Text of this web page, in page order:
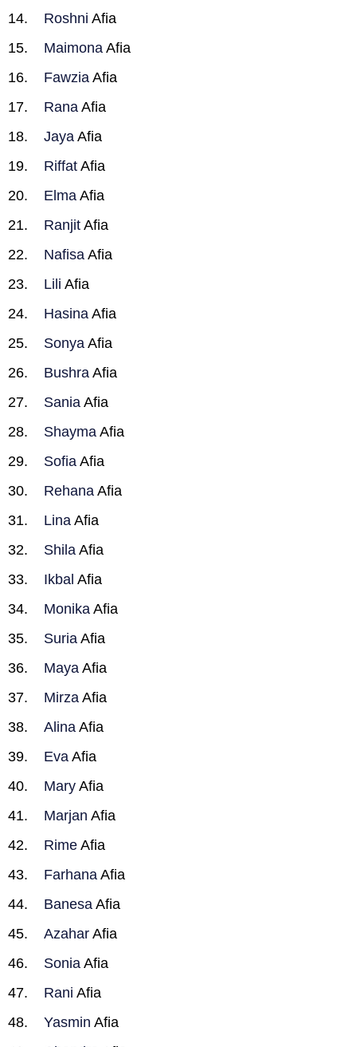
Roshni Afia
Maimona Afia
Fawzia Afia
Rana Afia
Jaya Afia
Riffat Afia
Elma Afia
Ranjit Afia
Nafisa Afia
Lili Afia
Hasina Afia
Sonya Afia
Bushra Afia
Sania Afia
Shayma Afia
Sofia Afia
Rehana Afia
Lina Afia
Shila Afia
Ikbal Afia
Monika Afia
Suria Afia
Maya Afia
Mirza Afia
Alina Afia
Eva Afia
Mary Afia
Marjan Afia
Rime Afia
Farhana Afia
Banesa Afia
Azahar Afia
Sonia Afia
Rani Afia
Yasmin Afia